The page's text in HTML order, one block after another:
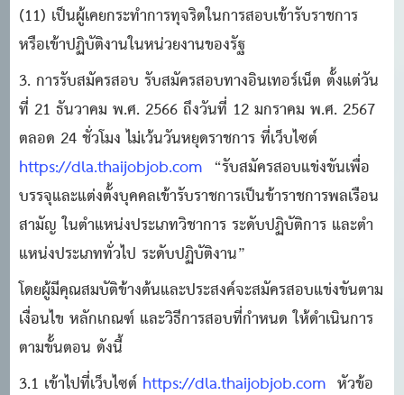
(11) เป็นผู้เคยกระทําการทุจริตในการสอบเข้ารับราชการ
หรือเข้าปฏิบัติงานในหน่วยงานของรัฐ
3. การรับสมัครสอบ รับสมัครสอบทางอินเทอร์เน็ต ตั้งแต่วัน
ที่ 21 ธันวาคม พ.ศ. 2566 ถึงวันที่ 12 มกราคม พ.ศ. 2567
ตลอด 24 ชั่วโมง ไม่เว้นวันหยุดราชการ ที่เว็บไซต์
https://dla.thaijobjob.com “รับสมัครสอบแข่งขันเพื่อ
บรรจุและแต่งตั้งบุคคลเข้ารับราชการเป็นข้าราชการพลเรือน
สามัญ ในตําแหน่งประเภทวิชาการ ระดับปฏิบัติการ และตํา
แหน่งประเภททั่วไป ระดับปฏิบัติงาน”
โดยผู้มีคุณสมบัติข้างต้นและประสงค์จะสมัครสอบแข่งขันตาม
เงื่อนไข หลักเกณฑ์ และวิธีการสอบที่กําหนด ให้ดําเนินการ
ตามขั้นตอน ดังนี้
3.1 เข้าไปที่เว็บไซต์ https://dla.thaijobjob.com หัวข้อ